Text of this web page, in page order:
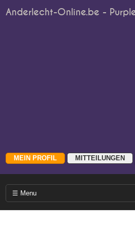
Anderlecht-Online.be -